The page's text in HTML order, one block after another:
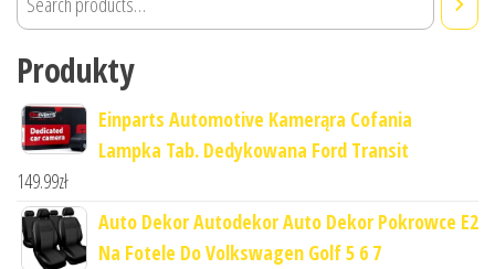
Produkty
Einparts Automotive Kamerąra Cofania
Lampka Tab. Dedykowana Ford Transit
149.99zł
Auto Dekor Autodekor Auto Dekor Pokrowce E2
Na Fotele Do Volkswagen Golf 5 6 7